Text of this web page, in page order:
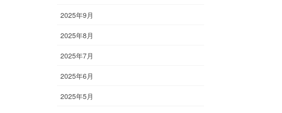
2025年9月
2025年8月
2025年7月
2025年6月
2025年5月